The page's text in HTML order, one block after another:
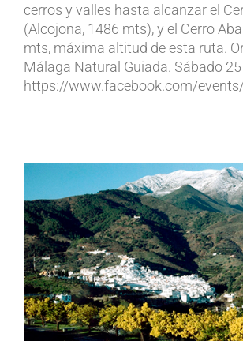
cerros y valles hasta alcanzar el
(Alcojona, 1486 mts), y el Cerro
mts, máxima altitud de esta ruta.
Málaga Natural Guiada. Sábado 25
https://www.facebook.com/